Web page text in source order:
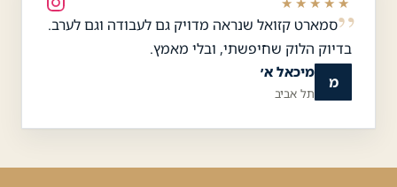
סמארט קזואל שנראה מדויק גם לעבודה וגם לערב.
בדיוק הלוק שחיפשתי, ובלי מאמץ.
מ
מיכאל א׳
תל אביב